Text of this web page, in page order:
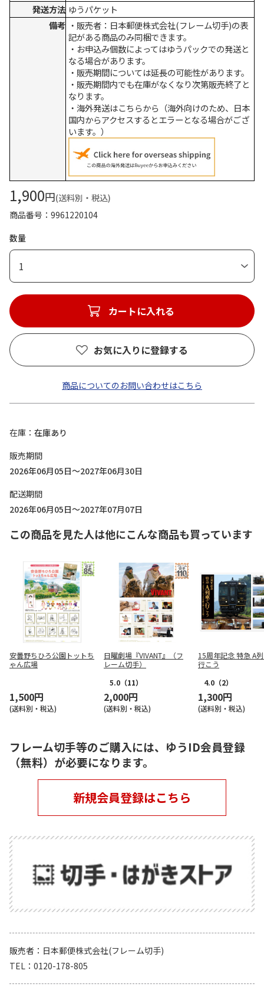
発送方法 ゆうパケット
備考 ・販売者：日本郵便株式会社(フレーム切手)の表
記がある商品のみ同梱できます。
・お申込み個数によってはゆうパックでの発送と
なる場合があります。
・販売期間については延長の可能性があります。
・販売期間内でも在庫がなくなり次第販売終了と
なります。
・海外発送はこちらから（海外向けのため、日本
国内からアクセスするとエラーとなる場合がござ
います。）
1,900円(送料別・税込)
商品番号
9961220104
数量
1
カートに入れる
お気に入りに登録する
商品についてのお問い合わせはこちら
在庫
在庫あり
販売期間
2026年06月05日～2027年06月30日
配送期間
2026年06月05日～2027年07月07日
この商品を見た人は他にこんな商品も買っています
安曇野ちひろ公園トットち
ゃん広場
1,500円
(送料別・税込)
日曜劇場『VIVANT』（フ
レーム切手）
5.0 （11）
2,000円
(送料別・税込)
15周年記念 特急 A
行こう
4.0 （2）
1,300円
(送料別・税込)
フレーム切手等のご購入には、ゆうID会員登録
（無料）が必要になります。
新規会員登録はこちら
販売者
日本郵便株式会社(フレーム切手)
TEL
0120-178-805